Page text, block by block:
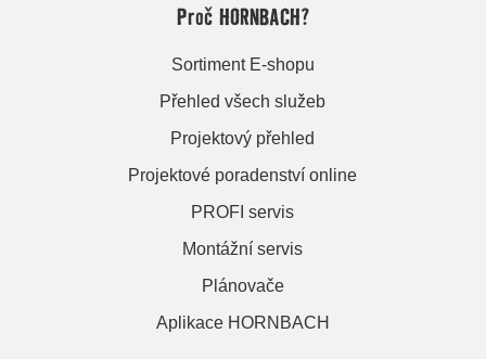
Proč HORNBACH?
Sortiment E-shopu
Přehled všech služeb
Projektový přehled
Projektové poradenství online
PROFI servis
Montážní servis
Plánovače
Aplikace HORNBACH